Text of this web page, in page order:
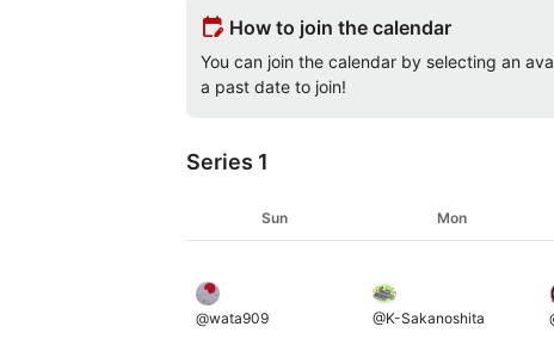
edit_calendar How to join the calendar
You can join the calendar by selecting an
a past date to join!
Series 1
Sun Mon
@wata909
@K-Sakanoshita